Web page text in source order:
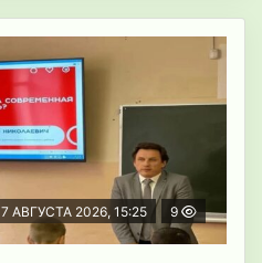
7 АВГУСТА 2026, 15:25 9